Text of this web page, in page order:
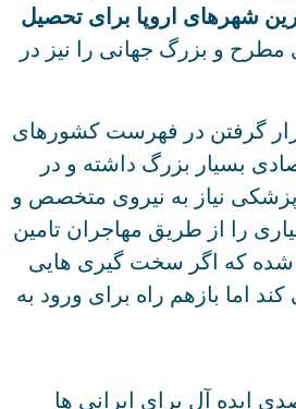
شهرهای اروپا برای تحصیل
و بزرگ جهانی را نیز در
گرفتن در فهرست کشورهای
بسیار بزرگ داشته و در
نیاز به نیروی متخصص و
را از طریق مهاجران تامین
شده که اگر سخت گیری هایی
اما بازهم راه برای ورود به